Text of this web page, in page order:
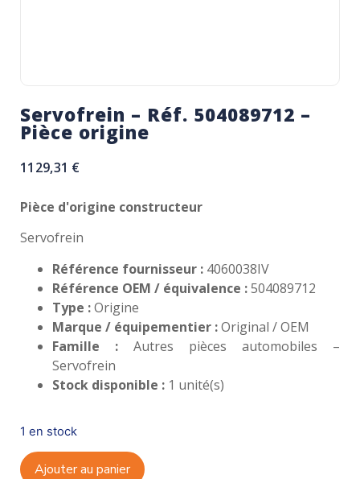
Servofrein – Réf. 504089712 –
Pièce origine
1129,31 €
Pièce d'origine constructeur
Servofrein
Référence fournisseur : 4060038IV
Référence OEM / équivalence :504089712
Type :Origine
Marque / équipementier :Original / OEM
Famille : Autres pièces automobiles –
Servofrein
Stock disponible : 1 unité(s)
1 en stock
Ajouter au panier